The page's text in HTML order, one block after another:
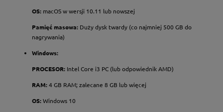
OS: macOS w wersji 10.11 lub nowszej
Pamięć masowa: Duży dysk twardy (co najmniej 500 GB do
nagrywania)
Windows:
PROCESOR: Intel Core i3 PC (lub odpowiednik AMD)
RAM:4 GB RAM; zalecane 8 GB lub więcej
OS:Windows 10